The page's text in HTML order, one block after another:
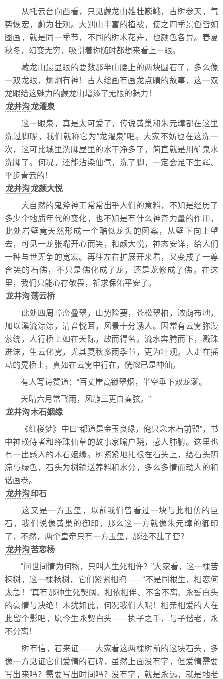
从托云台向西看，只见藏龙山雄壮巍峨，古树参天，气
势恢宏，蔚为壮观。大别山丰富的植被，使之四季景色皆如
图画，就是同一季节，不同的树木花卉，也颜色各异。春夏
秋冬，幻变无穷，吸引着你随时都想来看上一眼。
藏龙山最显眼的要数那半山腰上的两块圆石了，多么像
一双龙眼，炯炯有神！古人绘画有画龙点睛的故事，这一双
龙眼给这魅力的藏龙山增添了无限的魅力！
龙井沟龙濯泉
这一眼泉，真是太可爱了，传说黄巢和朱元璋都在这里
洗过脚呢，我们就称它为“龙濯泉”吧。大家不妨也在这洗一
次，这可比城里洗脚屋里的水干净多了，简直就是用矿泉水
洗脚了。何况，还能沾染仙气，洗了脚，一定会足下生辉、
平步青云的！
龙井沟龙颜大悦
大自然的鬼斧神工常常出乎人们的意料，不知是经历了
多少个地质年代的变化，也不知是有什么神奇力量的作用，
此处岩壁竟天然形成一个酷似龙头的图案，从壁下向上望
去，可见一龙张嘴开心而笑，和颜大悦，神态安详，给人们
一种与世无争的宽宏。再往左右扩展开来看，又变成了一尊
含笑的石佛，不只是佛化成了龙，还是龙修成了佛。在这
里，我们只能心存敬畏，祈求保佑平安了。
龙井沟荡云桥
此处四周嶂峦叠翠，山势险要，苍松翠柏，浓荫布地，
加以溪流淙淙，清音悦耳，风景十分诱人。因常有云雾弥漫
萦绕，人行桥上如在天际，故而得名。流水奔腾而下，溅珠
迸沫，生云化雾，尤其夏秋多雨季节，更为壮观。人走在摇
动的晃桥上，真如在云雾中行在，恍惚已是神仙。
有人写诗赞道：“百丈崖高锁翠烟，半空垂下双龙涎。
天晴六月常飞雨，风静三更自奏弦。”
龙井沟木石姻缘
《红楼梦》中曰“都道是金玉良缘，俺只念木石前盟”，书
中神瑛侍者和绛珠仙草的故事家喻户晓，感人肺腑。这里也
有一出感人的木石姻缘。树紧紧地扎根在石头上，给石头阴
凉与绿色，石头为树输送养料和水分，多么多情而动人的和
谐画卷。
龙井沟印石
这又是一方玉玺，以前我们曾看过一块与此相仿的巨
石，我们说像黄巢的御印，那么这一方就像朱元璋的御印
了，不然，两个皇帝只有一方玉玺，那还不乱了套？
龙井沟苦恋杨
“问世间情为何物，只叫人生死相许？”大家看，这一棵苦
楝树，这一棵杨树，它们紧紧相抱——“不是同根生，相恋何
太急！”真有那种生死契阔、相依相伴、不舍不离、永誓白头
的豪情与决绝！木犹如此，何况我们人呢！相亲相爱的人在
此留个影吧，愿今生永契白头——执子之手，与子偕老，永
不分离！
树有信，石来证——大家看这两棵树前的这块石头，多
像一方见证它们爱情的石碑，虽然上面没有字，但爱情需要
写出来吗？需要写出时间吗？没有字，就是永远，就是地老